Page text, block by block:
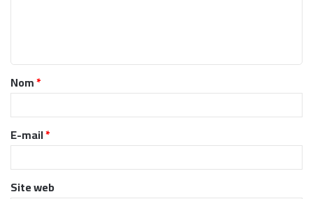
t
a
r
e
*
Nom*
E-mail*
Site web